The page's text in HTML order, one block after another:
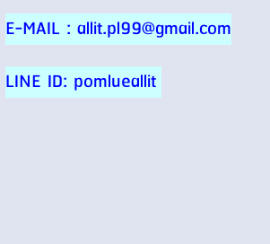
E-MAIL : allit.pl99@gmail.com
LINE ID: pomlueallit